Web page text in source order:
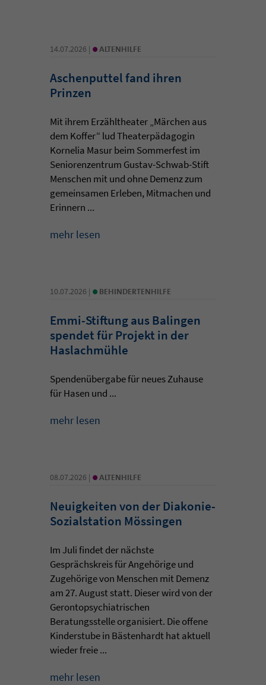
14.07.2026 | •ALTENHILFE
Aschenputtel fand ihren
Prinzen
Mit ihrem Erzähltheater „Märchen aus
dem Koffer“ lud Theaterpädagogin
Kornelia Masur beim Sommerfest im
Seniorenzentrum Gustav-Schwab-Stift
Menschen mit und ohne Demenz zum
gemeinsamen Erleben, Mitmachen und
Erinnern ...
mehr lesen
10.07.2026 | • BEHINDERTENHILFE
Emmi-Stiftung aus Balingen
spendet für Projekt in der
Haslachmühle
Spendenübergabe für neues Zuhause
für Hasen und ...
mehr lesen
08.07.2026 | •ALTENHILFE
Neuigkeiten von der Diakonie-
Sozialstation Mössingen
Im Juli findet der nächste
Gesprächskreis für Angehörige und
Zugehörige von Menschen mit Demenz
am 27. August statt. Dieser wird von der
Gerontopsychiatrischen
Beratungsstelle organisiert. Die offene
Kinderstube in Bästenhardt hat aktuell
wieder freie ...
mehr lesen